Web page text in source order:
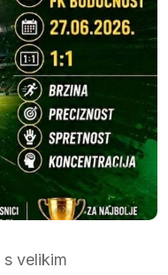
s velikim